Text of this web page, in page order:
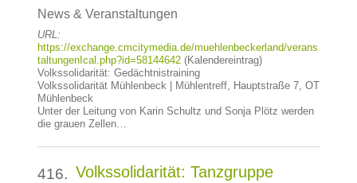
News & Veranstaltungen
URL:
https://exchange.cmcitymedia.de/muehlenbeckerland/verans
taltungenIcal.php?id=58144642(Kalendereintrag)
Volkssolidarität: Gedächtnistraining
Volkssolidarität Mühlenbeck | Mühlentreff, Hauptstraße 7, OT
Mühlenbeck
Unter der Leitung von Karin Schultz und Sonja Plötz werden
die grauen Zellen…
416. Volkssolidarität: Tanzgruppe